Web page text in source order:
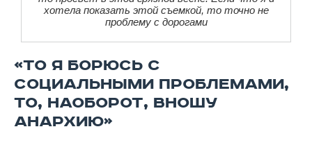
хотела показать этой съемкой, то точно не
проблему с дорогами
«ТО Я БОРЮСЬ С
СОЦИАЛЬНЫМИ ПРОБЛЕМАМИ,
ТО, НАОБОРОТ, ВНОШУ
АНАРХИЮ»